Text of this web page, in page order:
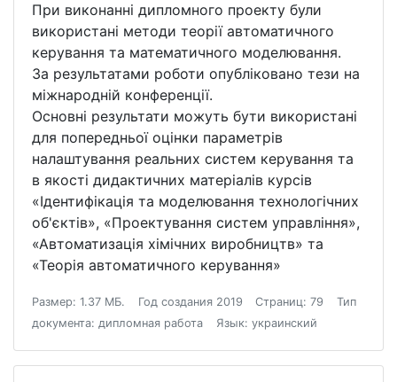
При виконанні дипломного проекту були
використані методи теорії автоматичного
керування та математичного моделювання.
За результатами роботи опубліковано тези на
міжнародній конференції.
Основні результати можуть бути використані
для попередньої оцінки параметрів
налаштування реальних систем керування та
в якості дидактичних матеріалів курсів
«Ідентифікація та моделювання технологічних
об'єктів», «Проектування систем управління»,
«Автоматизація хімічних виробництв» та
«Теорія автоматичного керування»
Размер: 1.37 МБ. Год создания 2019 Страниц: 79
Тип
документа: дипломная работа
Язык: украинский